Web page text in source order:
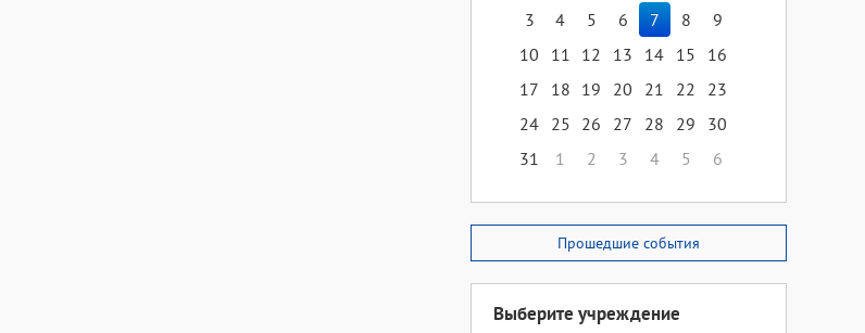
3
4 5 6 7 8
9
10
11 12 13 14 15
16
17
18 19 20 21 22
23
24 25 26 27 28 29
30
31
1 2 3 4 5 6
Прошедшие события
Выберите учреждение